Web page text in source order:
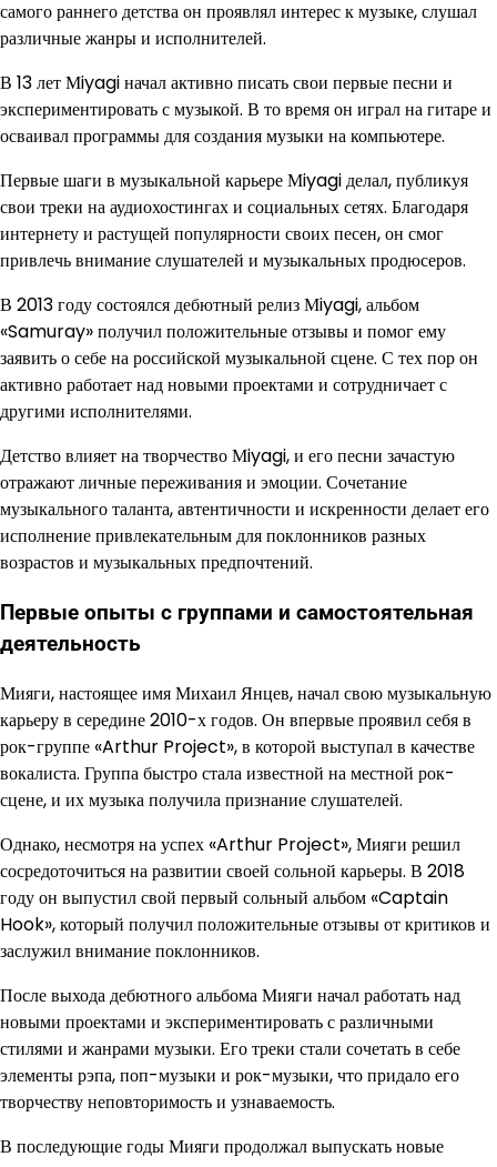
самого раннего детства он проявлял интерес к музыке, слушал
различные жанры и исполнителей.
В 13 лет Мiyagi начал активно писать свои первые песни и
экспериментировать с музыкой. В то время он играл на гитаре и
осваивал программы для создания музыки на компьютере.
Первые шаги в музыкальной карьере Мiyagi делал, публикуя
свои треки на аудиохостингах и социальных сетях. Благодаря
интернету и растущей популярности своих песен, он смог
привлечь внимание слушателей и музыкальных продюсеров.
В 2013 году состоялся дебютный релиз Мiyagi, альбом
«Samuray» получил положительные отзывы и помог ему
заявить о себе на российской музыкальной сцене. С тех пор он
активно работает над новыми проектами и сотрудничает с
другими исполнителями.
Детство влияет на творчество Мiyagi, и его песни зачастую
отражают личные переживания и эмоции. Сочетание
музыкального таланта, автентичности и искренности делает его
исполнение привлекательным для поклонников разных
возрастов и музыкальных предпочтений.
Первые опыты с группами и самостоятельная
деятельность
Мияги, настоящее имя Михаил Янцев, начал свою музыкальную
карьеру в середине 2010-х годов. Он впервые проявил себя в
рок-группе «Arthur Project», в которой выступал в качестве
вокалиста. Группа быстро стала известной на местной рок-
сцене, и их музыка получила признание слушателей.
Однако, несмотря на успех «Arthur Project», Мияги решил
сосредоточиться на развитии своей сольной карьеры. В 2018
году он выпустил свой первый сольный альбом «Captain
Hook», который получил положительные отзывы от критиков и
заслужил внимание поклонников.
После выхода дебютного альбома Мияги начал работать над
новыми проектами и экспериментировать с различными
стилями и жанрами музыки. Его треки стали сочетать в себе
элементы рэпа, поп-музыки и рок-музыки, что придало его
творчеству неповторимость и узнаваемость.
В последующие годы Мияги продолжал выпускать новые